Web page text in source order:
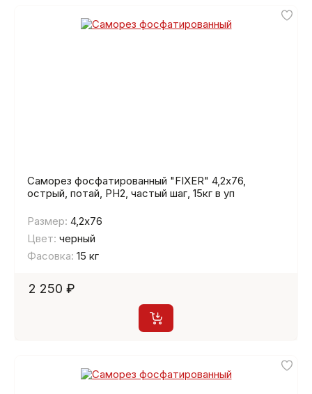
Саморез фосфатированный "FIXER" 4,2х76,
острый, потай, PH2, частый шаг, 15кг в уп
Размер: 4,2х76
Цвет: черный
Фасовка: 15 кг
2 250 ₽